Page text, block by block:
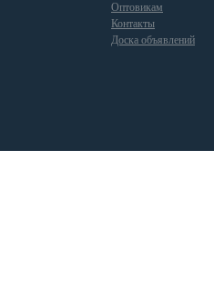
Оптовикам
Контакты
Доска объявлений